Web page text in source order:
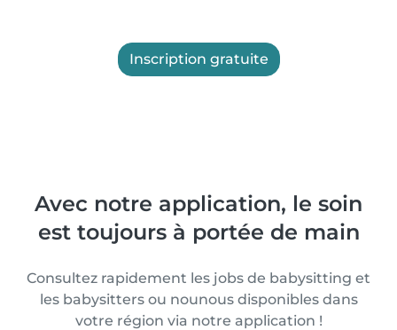
Inscription gratuite
Avec notre application, le soin
est toujours à portée de main
Consultez rapidement les jobs de babysitting et
les babysitters ou nounous disponibles dans
votre région via notre application !